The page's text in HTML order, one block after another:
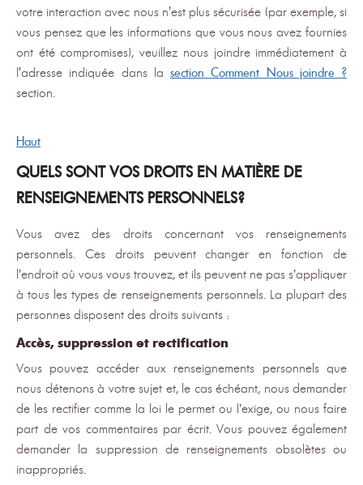
votre interaction avec nous n'est plus sécurisée (par exemple, si
vous pensez que les informations que vous nous avez fournies
ont été compromises), veuillez nous joindre immédiatement à
l'adresse indiquée dans la section Comment Nous joindre ?
section.
Haut
QUELS SONT VOS DROITS EN MATIÈRE DE
RENSEIGNEMENTS PERSONNELS?
Vous avez des droits concernant vos renseignements
personnels. Ces droits peuvent changer en fonction de
l’endroit où vous vous trouvez, et ils peuvent ne pas s’appliquer
à tous les types de renseignements personnels. La plupart des
personnes disposent des droits suivants :
Accès, suppression et rectification
Vous pouvez accéder aux renseignements personnels que
nous détenons à votre sujet et, le cas échéant, nous demander
de les rectifier comme la loi le permet ou l’exige, ou nous faire
part de vos commentaires par écrit. Vous pouvez également
demander la suppression de renseignements obsolètes ou
inappropriés.